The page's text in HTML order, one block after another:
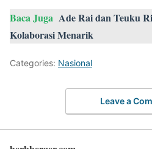
Baca Juga Ade Rai dan Teuku
Kolaborasi Menarik
Categories: Nasional
Leave a